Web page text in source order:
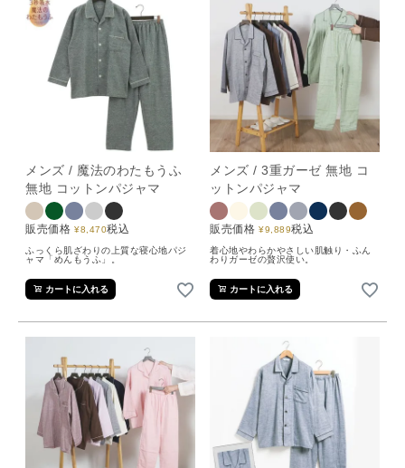
メンズ / 魔法のわたもうふ
無地 コットンパジャマ
販売価格 ¥8,470税込
ふっくら肌ざわりの上質な寝心地パジ
ャマ「めんもうふ」。
カートに入れる
メンズ / 3重ガーゼ 無地 コ
ットンパジャマ
販売価格 ¥9,889税込
着心地やわらかやさしい肌触り・ふん
わりガーゼの贅沢使い。
カートに入れる